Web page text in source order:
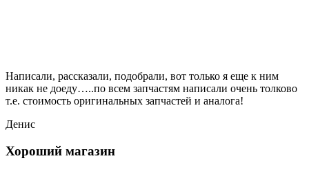
Написали, рассказали, подобрали, вот только я еще к ним
никак не доеду…..по всем запчастям написали очень толково
т.е. стоимость оригинальных запчастей и аналога!
Денис
Хороший магазин